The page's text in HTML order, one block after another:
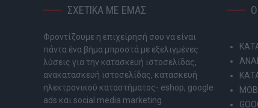
ΣΧΕΤΙΚΑ ΜΕ ΕΜΑΣ
Φροντίζουμε η επιχείρησή σου να είναι
πάντα ένα βήμα μπροστά με εξελιγμένες
λύσεις για την κατασκευή ιστοσελίδας,
ανακατασκευή ιστοσελίδας, κατασκευή
ηλεκτρονικού καταστήματος- eshop, google
ads και social media marketing.